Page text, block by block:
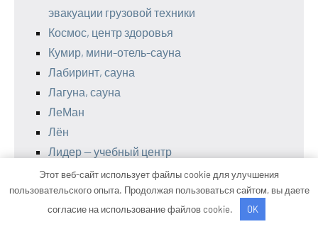
эвакуации грузовой техники
Космос, центр здоровья
Кумир, мини-отель-сауна
Лабиринт, сауна
Лагуна, сауна
ЛеМан
Лён
Лидер — учебный центр
Лидер, гостиничный комплекс
Литвиново, загородный рыболовный клуб
ЛОТЕКС, торговая компания
Этот веб-сайт использует файлы cookie для улучшения
пользовательского опыта. Продолжая пользоваться сайтом, вы даете
согласие на использование файлов cookie.
OK